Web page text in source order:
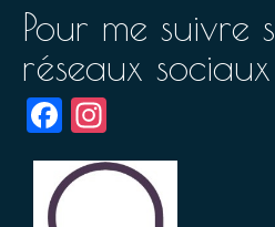
Pour me suivre
réseaux
Facebook